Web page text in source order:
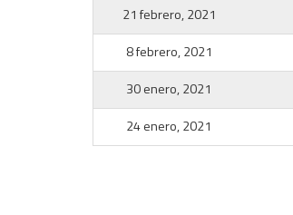
21 febrero, 2021
8 febrero, 2021
30 enero, 2021
24 enero, 2021